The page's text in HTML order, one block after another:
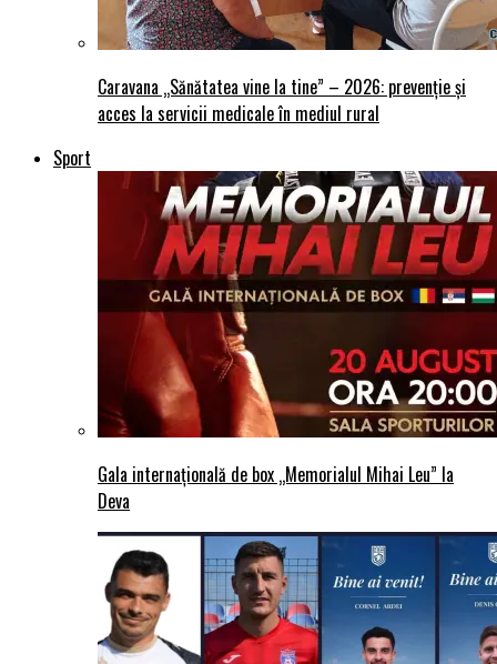
Caravana „Sănătatea vine la tine” – 2026: prevenție și
acces la servicii medicale în mediul rural
Sport
Gala internațională de box „Memorialul Mihai Leu” la
Deva